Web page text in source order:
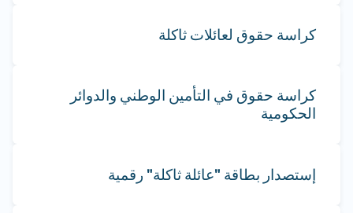
كراسة حقوق لعائلات ثاكلة
كراسة حقوق في التأمين الوطني والدوائر
الحكومية
إستصدار بطاقة "عائلة ثاكلة" رقمية